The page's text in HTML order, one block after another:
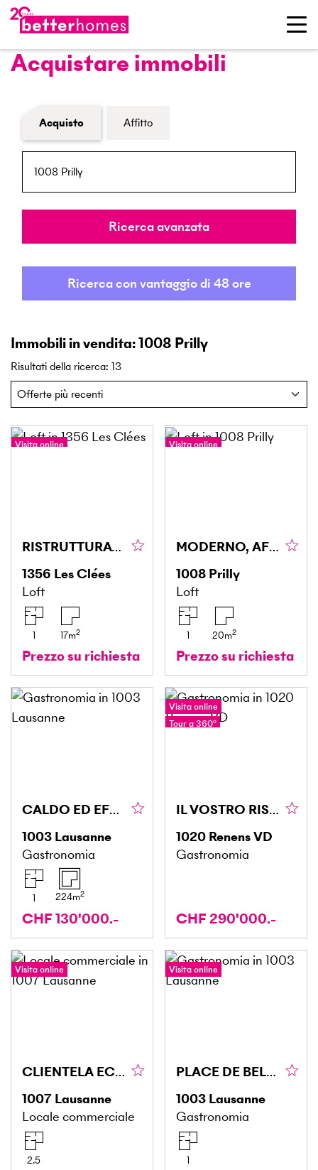
Acquistare immobili
Modulo di ricerca immobiliare
Acquisto Affitto
NPA / Località
Raggio
Ricerca avanzata
Ricerca con vantaggio di 48 ore
Immobili in vendita: 1008 Prilly
Risultati della ricerca: 13
Visita online
RISTRUTTURATO, MODERNO, CHIAVI IN MANO!
1356 Les Clées
Loft
1 17m2
Prezzo su richiesta
Visita online
MODERNO, AFFITTATO E REDDITIZIO
1008 Prilly
Loft
1 20m2
Prezzo su richiesta
CALDO ED EFFICIENTE
1003 Lausanne
Gastronomia
1 224m2
CHF 130'000.-
Visita online
Tour a 360°
IL VOSTRO RISTORANTE IN UNA POSIZIONE STRATEGICA
1020 Renens VD
Gastronomia
CHF 290'000.-
Visita online
CLIENTELA ECCEZIONALE, BUONA REDDITIVITÀ IN PALIO
1007 Lausanne
Locale commerciale
2.5
Visita online
PLACE DE BEL-AIR, GUSTOSO E UNICO
1003 Lausanne
Gastronomia
1